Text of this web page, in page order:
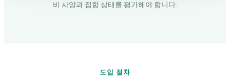
비 사양과 접합 상태를 평가해야 합니다.
도입 절차